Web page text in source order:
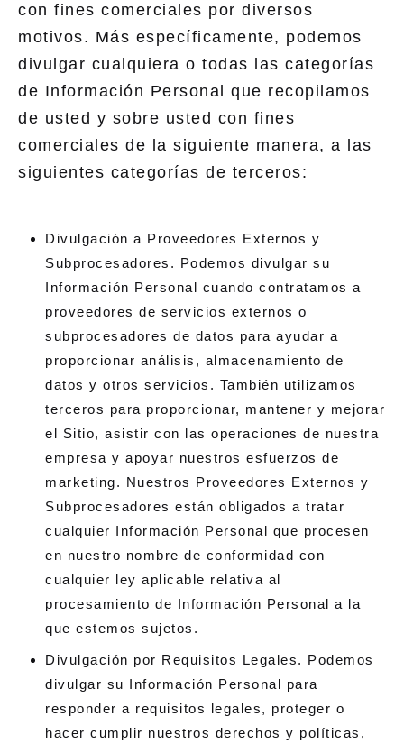
con fines comerciales por diversos
motivos. Más específicamente, podemos
divulgar cualquiera o todas las categorías
de Información Personal que recopilamos
de usted y sobre usted con fines
comerciales de la siguiente manera, a las
siguientes categorías de terceros:
Divulgación a Proveedores Externos y
Subprocesadores. Podemos divulgar su
Información Personal cuando contratamos a
proveedores de servicios externos o
subprocesadores de datos para ayudar a
proporcionar análisis, almacenamiento de
datos y otros servicios. También utilizamos
terceros para proporcionar, mantener y mejorar
el Sitio, asistir con las operaciones de nuestra
empresa y apoyar nuestros esfuerzos de
marketing. Nuestros Proveedores Externos y
Subprocesadores están obligados a tratar
cualquier Información Personal que procesen
en nuestro nombre de conformidad con
cualquier ley aplicable relativa al
procesamiento de Información Personal a la
que estemos sujetos.
Divulgación por Requisitos Legales. Podemos
divulgar su Información Personal para
responder a requisitos legales, proteger o
hacer cumplir nuestros derechos y políticas,